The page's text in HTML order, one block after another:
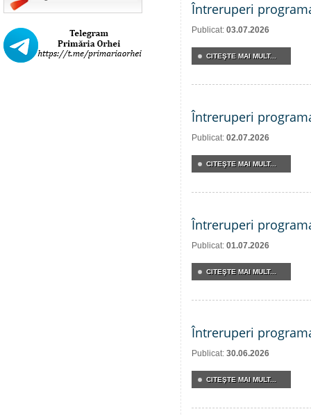
Întreruperi
Publicat: 03.07.2026
CITEŞTE MAI MULT...
Întreruperi
Publicat: 02.07.2026
CITEŞTE MAI MULT...
Întreruperi
Publicat: 01.07.2026
CITEŞTE MAI MULT...
Întreruperi
Publicat: 30.06.2026
CITEŞTE MAI MULT...